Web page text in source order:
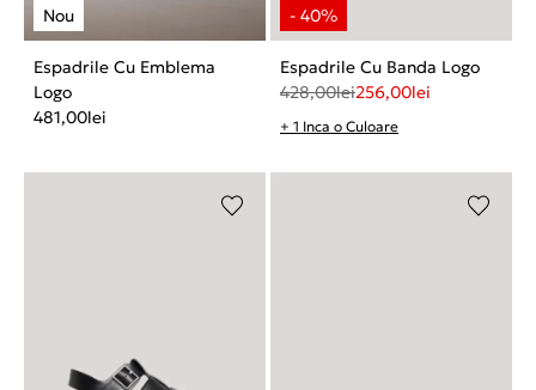
Espadrile Cu Emblema
Logo
481,00lei
Espadrile Cu Banda Logo
428,00lei256,00lei
+ 1 Inca o Culoare